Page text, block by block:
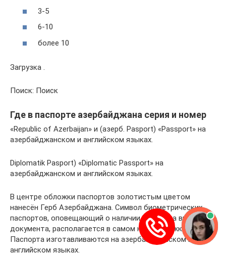
3-5
6-10
более 10
Загрузка .
Поиск: Поиск
Где в паспорте азербайджана серия и номер
«Republic of Azerbaijan» и (азерб. Pasport) «Passport» на
азербайджанском и английском языках.
Diplomatik Pasport) «Diplomatic Passport» на
азербайджанском и английском языках.
В центре обложки паспортов золотистым цветом
нанесён Герб Азербайджана. Символ биометрических
паспортов, оповещающий о наличии RFID-чипа внутри
документа, располагается в самом низу обложки.
Паспорта изготавливаются на азербайджанском и
английском языках.